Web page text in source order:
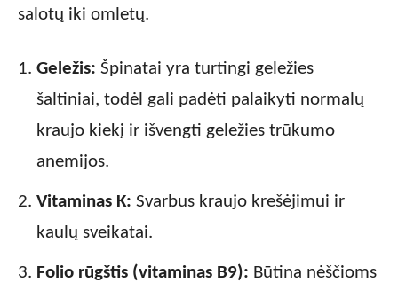
salotų iki omletų.
Geležis: Špinatai yra turtingi geležies
šaltiniai, todėl gali padėti palaikyti normalų
kraujo kiekį ir išvengti geležies trūkumo
anemijos.
Vitaminas K: Svarbus kraujo krešėjimui ir
kaulų sveikatai.
Folio rūgštis (vitaminas B9): Būtina nėščioms